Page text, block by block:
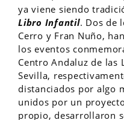
ya viene siendo
Libro Infantil. Dos de
Cerro y Fran Nuño,
los eventos
Centro Andaluz de las
Sevilla,
distanciados por algo
unidos por un
propio, desarrollaron